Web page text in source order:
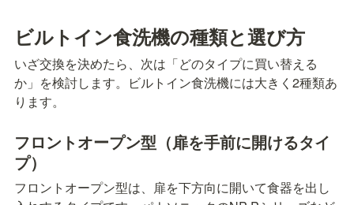
ビルトイン食洗機の種類と選び方
いざ交換を決めたら、次は「どのタイプに買い替える
か」を検討します。ビルトイン食洗機には大きく2種類あ
ります。
フロントオープン型（扉を手前に開けるタイ
プ）
フロントオープン型は、扉を下方向に開いて食器を出し